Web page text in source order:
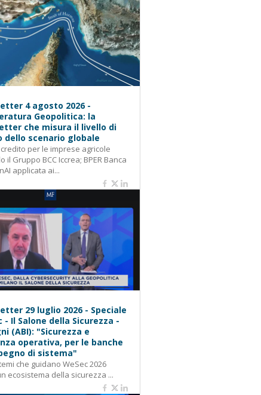
4 agosto 2026 -
Geopolitica: la
che misura il livello di
dello scenario globale
per le imprese agricole
il Gruppo BCC Iccrea; BPER Banca
applicata ai...
29 luglio 2026 - Speciale
- Il Salone della Sicurezza -
(ABI): "Sicurezza e
operativa, per le banche
di sistema"
che guidano WeSec 2026
ecosistema della sicurezza ...